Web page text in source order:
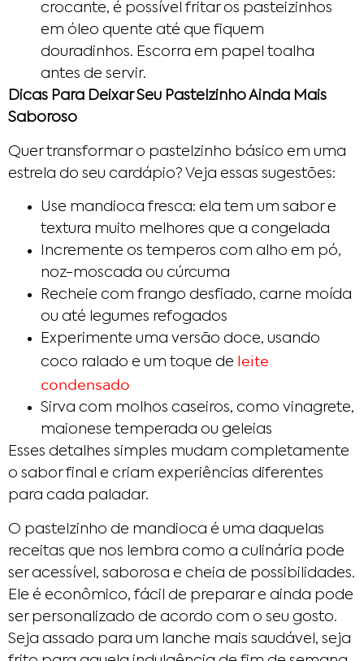
crocante, é possível fritar os pasteizinhos
em óleo quente até que fiquem
douradinhos. Escorra em papel toalha
antes de servir.
Dicas Para Deixar Seu Pastelzinho Ainda Mais
Saboroso
Quer transformar o pastelzinho básico em uma
estrela do seu cardápio? Veja essas sugestões:
Use mandioca fresca: ela tem um sabor e
textura muito melhores que a congelada
Incremente os temperos com alho em pó,
noz-moscada ou cúrcuma
Recheie com frango desfiado, carne moída
ou até legumes refogados
Experimente uma versão doce, usando
coco ralado e um toque de leite
condensado
Sirva com molhos caseiros, como vinagrete,
maionese temperada ou geleias
Esses detalhes simples mudam completamente
o sabor final e criam experiências diferentes
para cada paladar.
O pastelzinho de mandioca é uma daquelas
receitas que nos lembra como a culinária pode
ser acessível, saborosa e cheia de possibilidades.
Ele é econômico, fácil de preparar e ainda pode
ser personalizado de acordo com o seu gosto.
Seja assado para um lanche mais saudável, seja